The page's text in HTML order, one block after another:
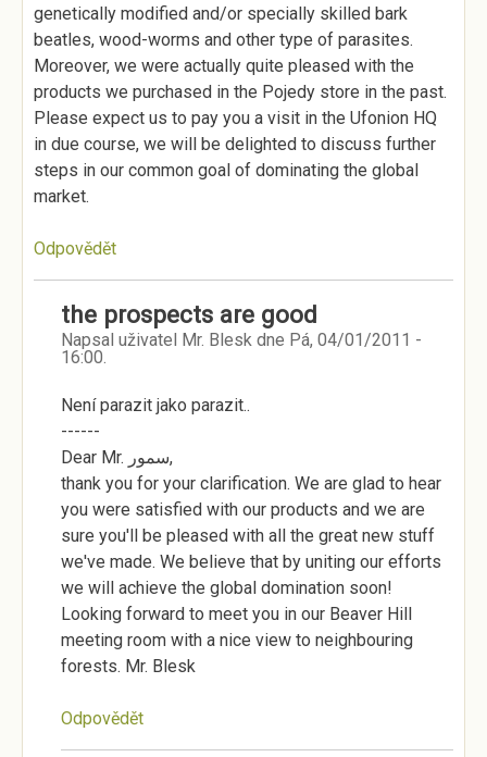
genetically modified and/or specially skilled bark
beatles, wood-worms and other type of parasites.
Moreover, we were actually quite pleased with the
products we purchased in the Pojedy store in the past.
Please expect us to pay you a visit in the Ufonion HQ
in due course, we will be delighted to discuss further
steps in our common goal of dominating the global
market.
Odpovědět
the prospects are good
Napsal uživatel Mr. Blesk dne Pá, 04/01/2011 -
16:00.
Není parazit jako parazit..
------
Dear Mr. سمور,
thank you for your clarification. We are glad to hear
you were satisfied with our products and we are
sure you'll be pleased with all the great new stuff
we've made. We believe that by uniting our efforts
we will achieve the global domination soon!
Looking forward to meet you in our Beaver Hill
meeting room with a nice view to neighbouring
forests. Mr. Blesk
Odpovědět